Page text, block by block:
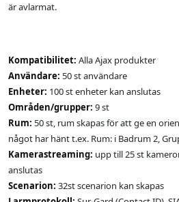
är avlarmat.
Kompatibilitet: Alla Ajax produkter
Användare: 50 st användare
Enheter: 100 st enheter kan anslutas
Områden/grupper: 9 st
Rum: 50 st, rum skapas för att ge en
något har hänt t.ex. Rum: i Badrum 2,
Kamerastreaming: upp till 25 st
anslutas
Scenarion: 32st scenarion kan skapas